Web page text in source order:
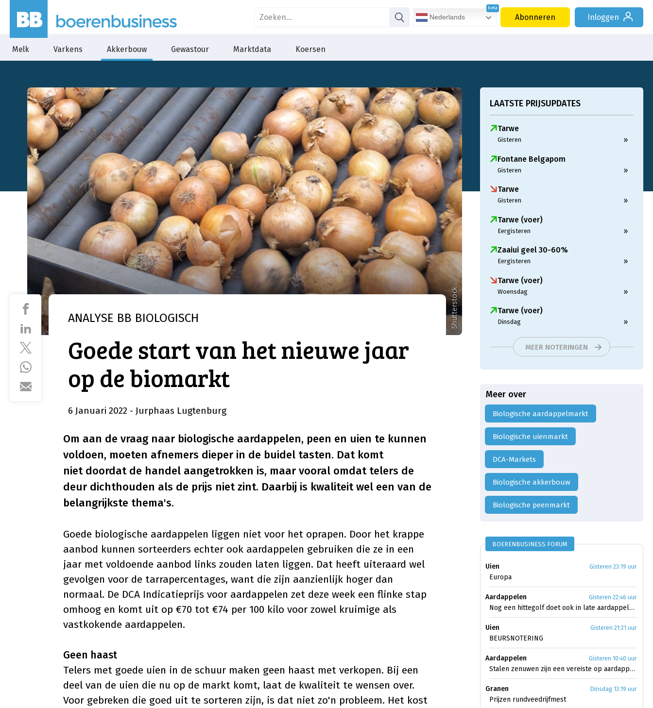
Nederlands Abonneren Inloggen
Melk Varkens Akkerbouw Gewastour Marktdata Koersen
Shutterstock
ANALYSE BB BIOLOGISCH
Goede start van het nieuwe jaar
op de biomarkt
6 Januari 2022 - Jurphaas Lugtenburg
Om aan de vraag naar biologische aardappelen, peen en uien te kunnen
voldoen, moeten afnemers dieper in de buidel tasten. Dat komt
niet doordat de handel aangetrokken is, maar vooral omdat telers de
deur dichthouden als de prijs niet zint. Daarbij is kwaliteit wel een van de
belangrijkste thema's.
Goede biologische aardappelen liggen niet voor het oprapen. Door het krappe
aanbod kunnen sorteerders echter ook aardappelen gebruiken die ze in een
jaar met voldoende aanbod links zouden laten liggen. Dat heeft uiteraard wel
gevolgen voor de tarrapercentages, want die zijn aanzienlijk hoger dan
normaal. De DCA Indicatieprijs voor aardappelen zet deze week een flinke stap
omhoog en komt uit op €70 tot €74 per 100 kilo voor zowel kruimige als
vastkokende aardappelen.
Geen haast
Telers met goede uien in de schuur maken geen haast met verkopen. Bij een
deel van de uien die nu op de markt komt, laat de kwaliteit te wensen over.
Voor gebreken die goed uit te sorteren zijn, is dat niet zo'n probleem. Het kost
LAATSTE PRIJSUPDATES
Tarwe
Gisteren »
Fontane Belgapom
Gisteren »
Tarwe
Gisteren »
Tarwe (voer)
Eergisteren »
Zaaiui geel 30-60%
Eergisteren »
Tarwe (voer)
Woensdag »
Tarwe (voer)
Dinsdag »
MEER NOTERINGEN
Meer over
Biologische aardappelmarkt
Biologische uienmarkt
DCA-Markets
Biologische akkerbouw
biologische peenmarkt
BOERENBUSINESS FORUM
Uien Gisteren 23:19 uur
Europa
Aardappelen Gisteren 22:46 uur
Nog een hittegolf doet ook in late aardappelen licht uit
Uien Gisteren 21:21 uur
BEURSNOTERING
Aardappelen Gisteren 10:40 uur
Stalen zenuwen zijn een vereiste op aardappelmarkt
Granen Dinsdag 13:19 uur
Prijzen rundveedrijfmest